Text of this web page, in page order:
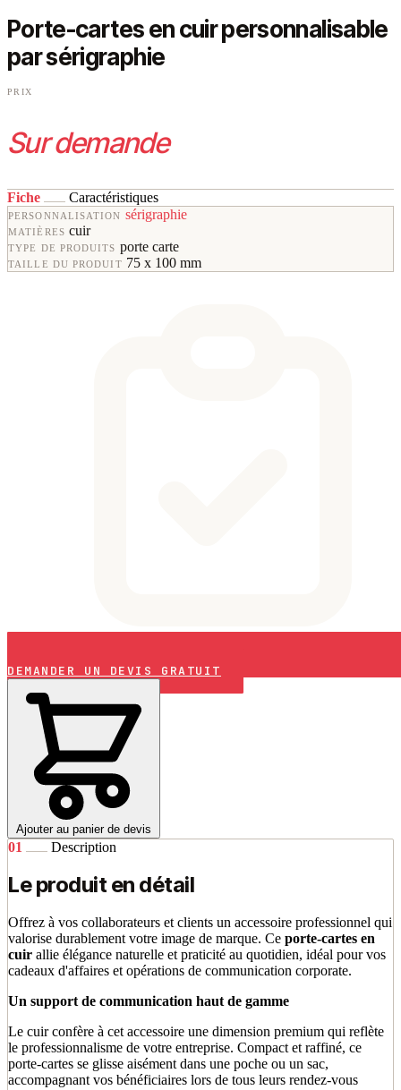
Porte-cartes en cuir personnalisable
par sérigraphie
PRIX
Sur demande
Fiche Caractéristiques
PERSONNALISATION sérigraphie
MATIÈRES cuir
TYPE DE PRODUITS porte carte
TAILLE DU PRODUIT 75 x 100 mm
DEMANDER UN DEVIS GRATUIT
Ajouter au panier de devis
01 Description
Le produit en détail
Offrez à vos collaborateurs et clients un accessoire professionnel qui
valorise durablement votre image de marque. Ce porte-cartes en
cuir allie élégance naturelle et praticité au quotidien, idéal pour vos
cadeaux d'affaires et opérations de communication corporate.
Un support de communication haut de gamme
Le cuir confère à cet accessoire une dimension premium qui reflète
le professionnalisme de votre entreprise. Compact et raffiné, ce
porte-cartes se glisse aisément dans une poche ou un sac,
accompagnant vos bénéficiaires lors de tous leurs rendez-vous